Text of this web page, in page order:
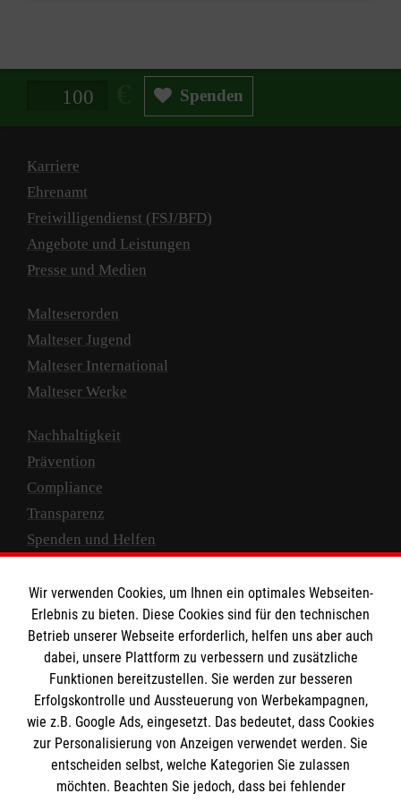
Spendenbetrag in Euro Spenden
Karriere
Ehrenamt
Freiwilligendienst (FSJ/BFD)
Angebote und Leistungen
Presse und Medien
Malteserorden
Malteser Jugend
Malteser International
Malteser Werke
Nachhaltigkeit
Prävention
Compliance
Transparenz
Spenden und Helfen
Empfänger: Malteser Hilfsdienst e.V.
IBAN: DE10 3706 0120 1201 2000 12
BIC: GENODED 1PA7
Wir verwenden Cookies, um Ihnen ein optimales Webseiten-
Erlebnis zu bieten. Diese Cookies sind für den technischen
Betrieb unserer Webseite erforderlich, helfen uns aber auch
dabei, unsere Plattform zu verbessern und zusätzliche
Funktionen bereitzustellen. Sie werden zur besseren
Erfolgskontrolle und Aussteuerung von Werbekampagnen,
wie z.B. Google Ads, eingesetzt. Das bedeutet, dass Cookies
zur Personalisierung von Anzeigen verwendet werden. Sie
entscheiden selbst, welche Kategorien Sie zulassen
möchten. Beachten Sie jedoch, dass bei fehlender